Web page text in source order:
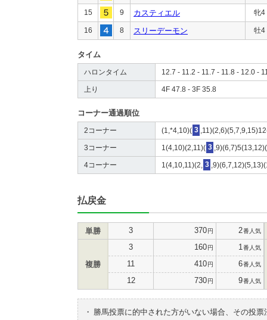
15 9 カスティエル 牝4
16 8 スリーデーモン 牡4
タイム
ハロンタイム 12.7 - 11.2 - 11.7 - 11.8 - 12.0 -
上り 4F 47.8 - 3F 35.8
コーナー通過順位
2コーナー (1,*4,10)( 3
3コーナー 1(4,10)(2,11)( 3
4コーナー 1(4,10,11)(2, 3
払戻金
単勝 3 370円 2番人気
複勝
3 160円 1 番人気
11 410円 6番人気
12 730円 9番人気
・
勝馬投票に的中された方がいない場合、その投